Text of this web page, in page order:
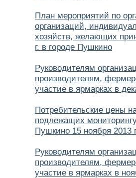
План мероприятий по
организаций,
хозяйств, желающих
г. в городе Пушкино
Руководителям
производителям,
участие в ярмарках в
Потребительские цены
подлежащих
Пушкино 15 ноября 2013
Руководителям
производителям,
участие в ярмарках в